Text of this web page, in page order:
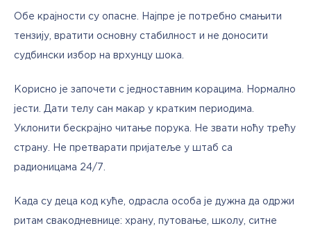
Обе крајности су опасне. Најпре је потребно смањити
тензију, вратити основну стабилност и не доносити
судбински избор на врхунцу шока.
Корисно је започети с једноставним корацима. Нормално
јести. Дати телу сан макар у кратким периодима.
Уклонити бескрајно читање порука. Не звати ноћу трећу
страну. Не претварати пријатеље у штаб са
радионицама 24/7.
Када су деца код куће, одрасла особа је дужна да одржи
ритам свакодневнице: храну, путовање, школу, ситне